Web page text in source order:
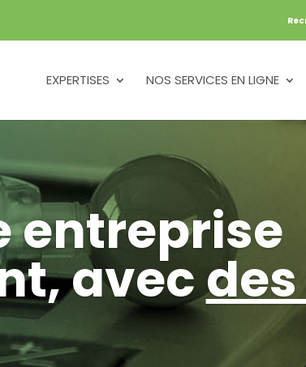
EXPERTISES NOS SERVICES EN LIGNE
entreprise
avec